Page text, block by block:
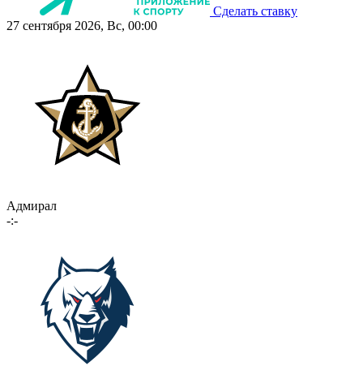
Сделать ставку
27 сентября 2026, Вс, 00:00
Адмирал
-:-